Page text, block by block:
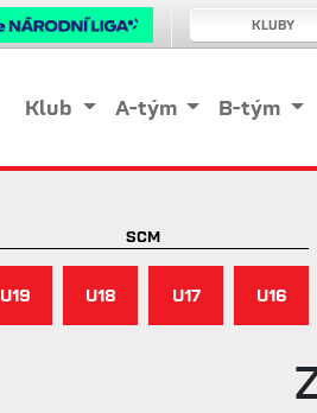
Klub A-tým B-tým
SCM
U19 U18 U17 U16
KLUBY